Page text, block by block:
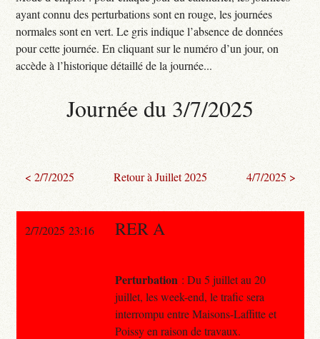
ayant connu des perturbations sont en rouge, les journées
normales sont en vert. Le gris indique l’absence de données
pour cette journée. En cliquant sur le numéro d’un jour, on
accède à l’historique détaillé de la journée...
Journée du 3/7/2025
< 2/7/2025 Retour à Juillet 2025 4/7/2025 >
2/7/2025 23:16 RER A
Perturbation : Du 5 juillet au 20
juillet, les week-end, le trafic sera
interrompu entre Maisons-Laffitte et
Poissy en raison de travaux.